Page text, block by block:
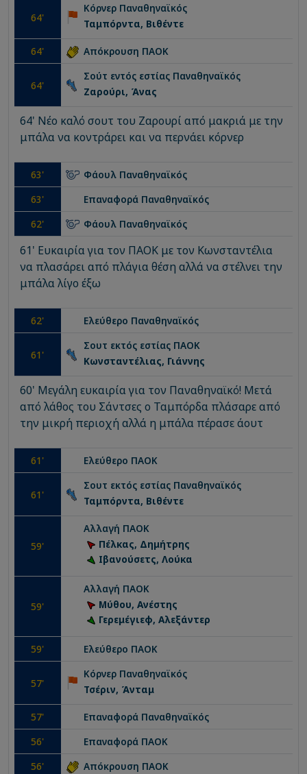
64'
Κόρνερ Παναθηναϊκός
Ταμπόρντα, Βιθέντε
64' Απόκρουση ΠΑΟΚ
64'
Σούτ εντός εστίας Παναθηναϊκός
Ζαρούρι, Άνας
64' Νέο καλό σουτ του Ζαρουρί από μακριά με την
μπάλα να κοντράρει και να περνάει κόρνερ
63' Φάουλ Παναθηναϊκός
63' Επαναφορά Παναθηναϊκός
62' Φάουλ Παναθηναϊκός
61' Ευκαιρία για τον ΠΑΟΚ με τον Κωνσταντέλια
να πλασάρει από πλάγια θέση αλλά να στέλνει την
μπάλα λίγο έξω
62' Ελεύθερο Παναθηναϊκός
61 '
Σουτ εκτός εστίας ΠΑΟΚ
Κωνσταντέλιας, Γιάννης
60' Μεγάλη ευκαιρία για τον Παναθηναϊκό! Μετά
από λάθος του Σάντσες ο Ταμπόρδα πλάσαρε από
την μικρή περιοχή αλλά η μπάλα πέρασε άουτ
61 ' Ελεύθερο ΠΑΟΚ
61 '
Σουτ εκτός εστίας Παναθηναϊκός
Ταμπόρντα, Βιθέντε
59'
Αλλαγή ΠΑΟΚ
Πέλκας, Δημήτρης
Ιβανούσετς, Λούκα
59'
Αλλαγή ΠΑΟΚ
Μύθου, Ανέστης
Γερεμέγιεφ, Αλεξάντερ
59' Ελεύθερο ΠΑΟΚ
57'
Κόρνερ Παναθηναϊκός
Τσέριν, Άνταμ
57' Επαναφορά Παναθηναϊκός
56' Επαναφορά ΠΑΟΚ
56' Απόκρουση ΠΑΟΚ